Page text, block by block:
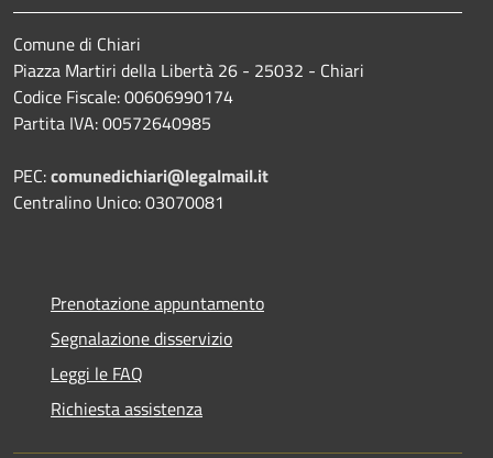
Comune di Chiari
Piazza Martiri della Libertà 26 - 25032 - Chiari
Codice Fiscale: 00606990174
Partita IVA: 00572640985
PEC:comunedichiari@legalmail.it
Centralino Unico: 03070081
Prenotazione appuntamento
Segnalazione disservizio
Leggi le FAQ
Richiesta assistenza